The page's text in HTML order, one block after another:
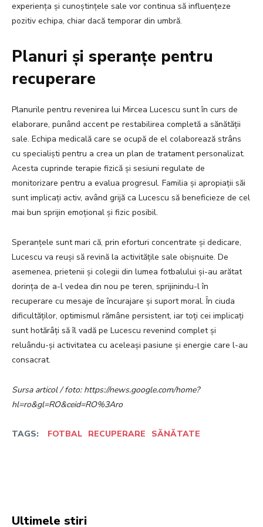
experiența și cunoștințele sale vor continua să influențeze
pozitiv echipa, chiar dacă temporar din umbră.
Planuri și speranțe pentru
recuperare
Planurile pentru revenirea lui Mircea Lucescu sunt în curs de
elaborare, punând accent pe restabilirea completă a sănătății
sale. Echipa medicală care se ocupă de el colaborează strâns
cu specialiști pentru a crea un plan de tratament personalizat.
Acesta cuprinde terapie fizică și sesiuni regulate de
monitorizare pentru a evalua progresul. Familia și apropiații săi
sunt implicați activ, având grijă ca Lucescu să beneficieze de cel
mai bun sprijin emoțional și fizic posibil.
Speranțele sunt mari că, prin eforturi concentrate și dedicare,
Lucescu va reuși să revină la activitățile sale obișnuite. De
asemenea, prietenii și colegii din lumea fotbalului și-au arătat
dorința de a-l vedea din nou pe teren, sprijinindu-l în
recuperare cu mesaje de încurajare și suport moral. În ciuda
dificultăților, optimismul rămâne persistent, iar toți cei implicați
sunt hotărâți să îl vadă pe Lucescu revenind complet și
reluându-și activitatea cu aceleași pasiune și energie care l-au
consacrat.
Sursa articol / foto: https://news.google.com/home?
hl=ro&gl=RO&ceid=RO%3Aro
TAGS: FOTBAL RECUPERARE SĂNĂTATE
Ultimele stiri